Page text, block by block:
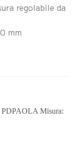
regolabile da
mm